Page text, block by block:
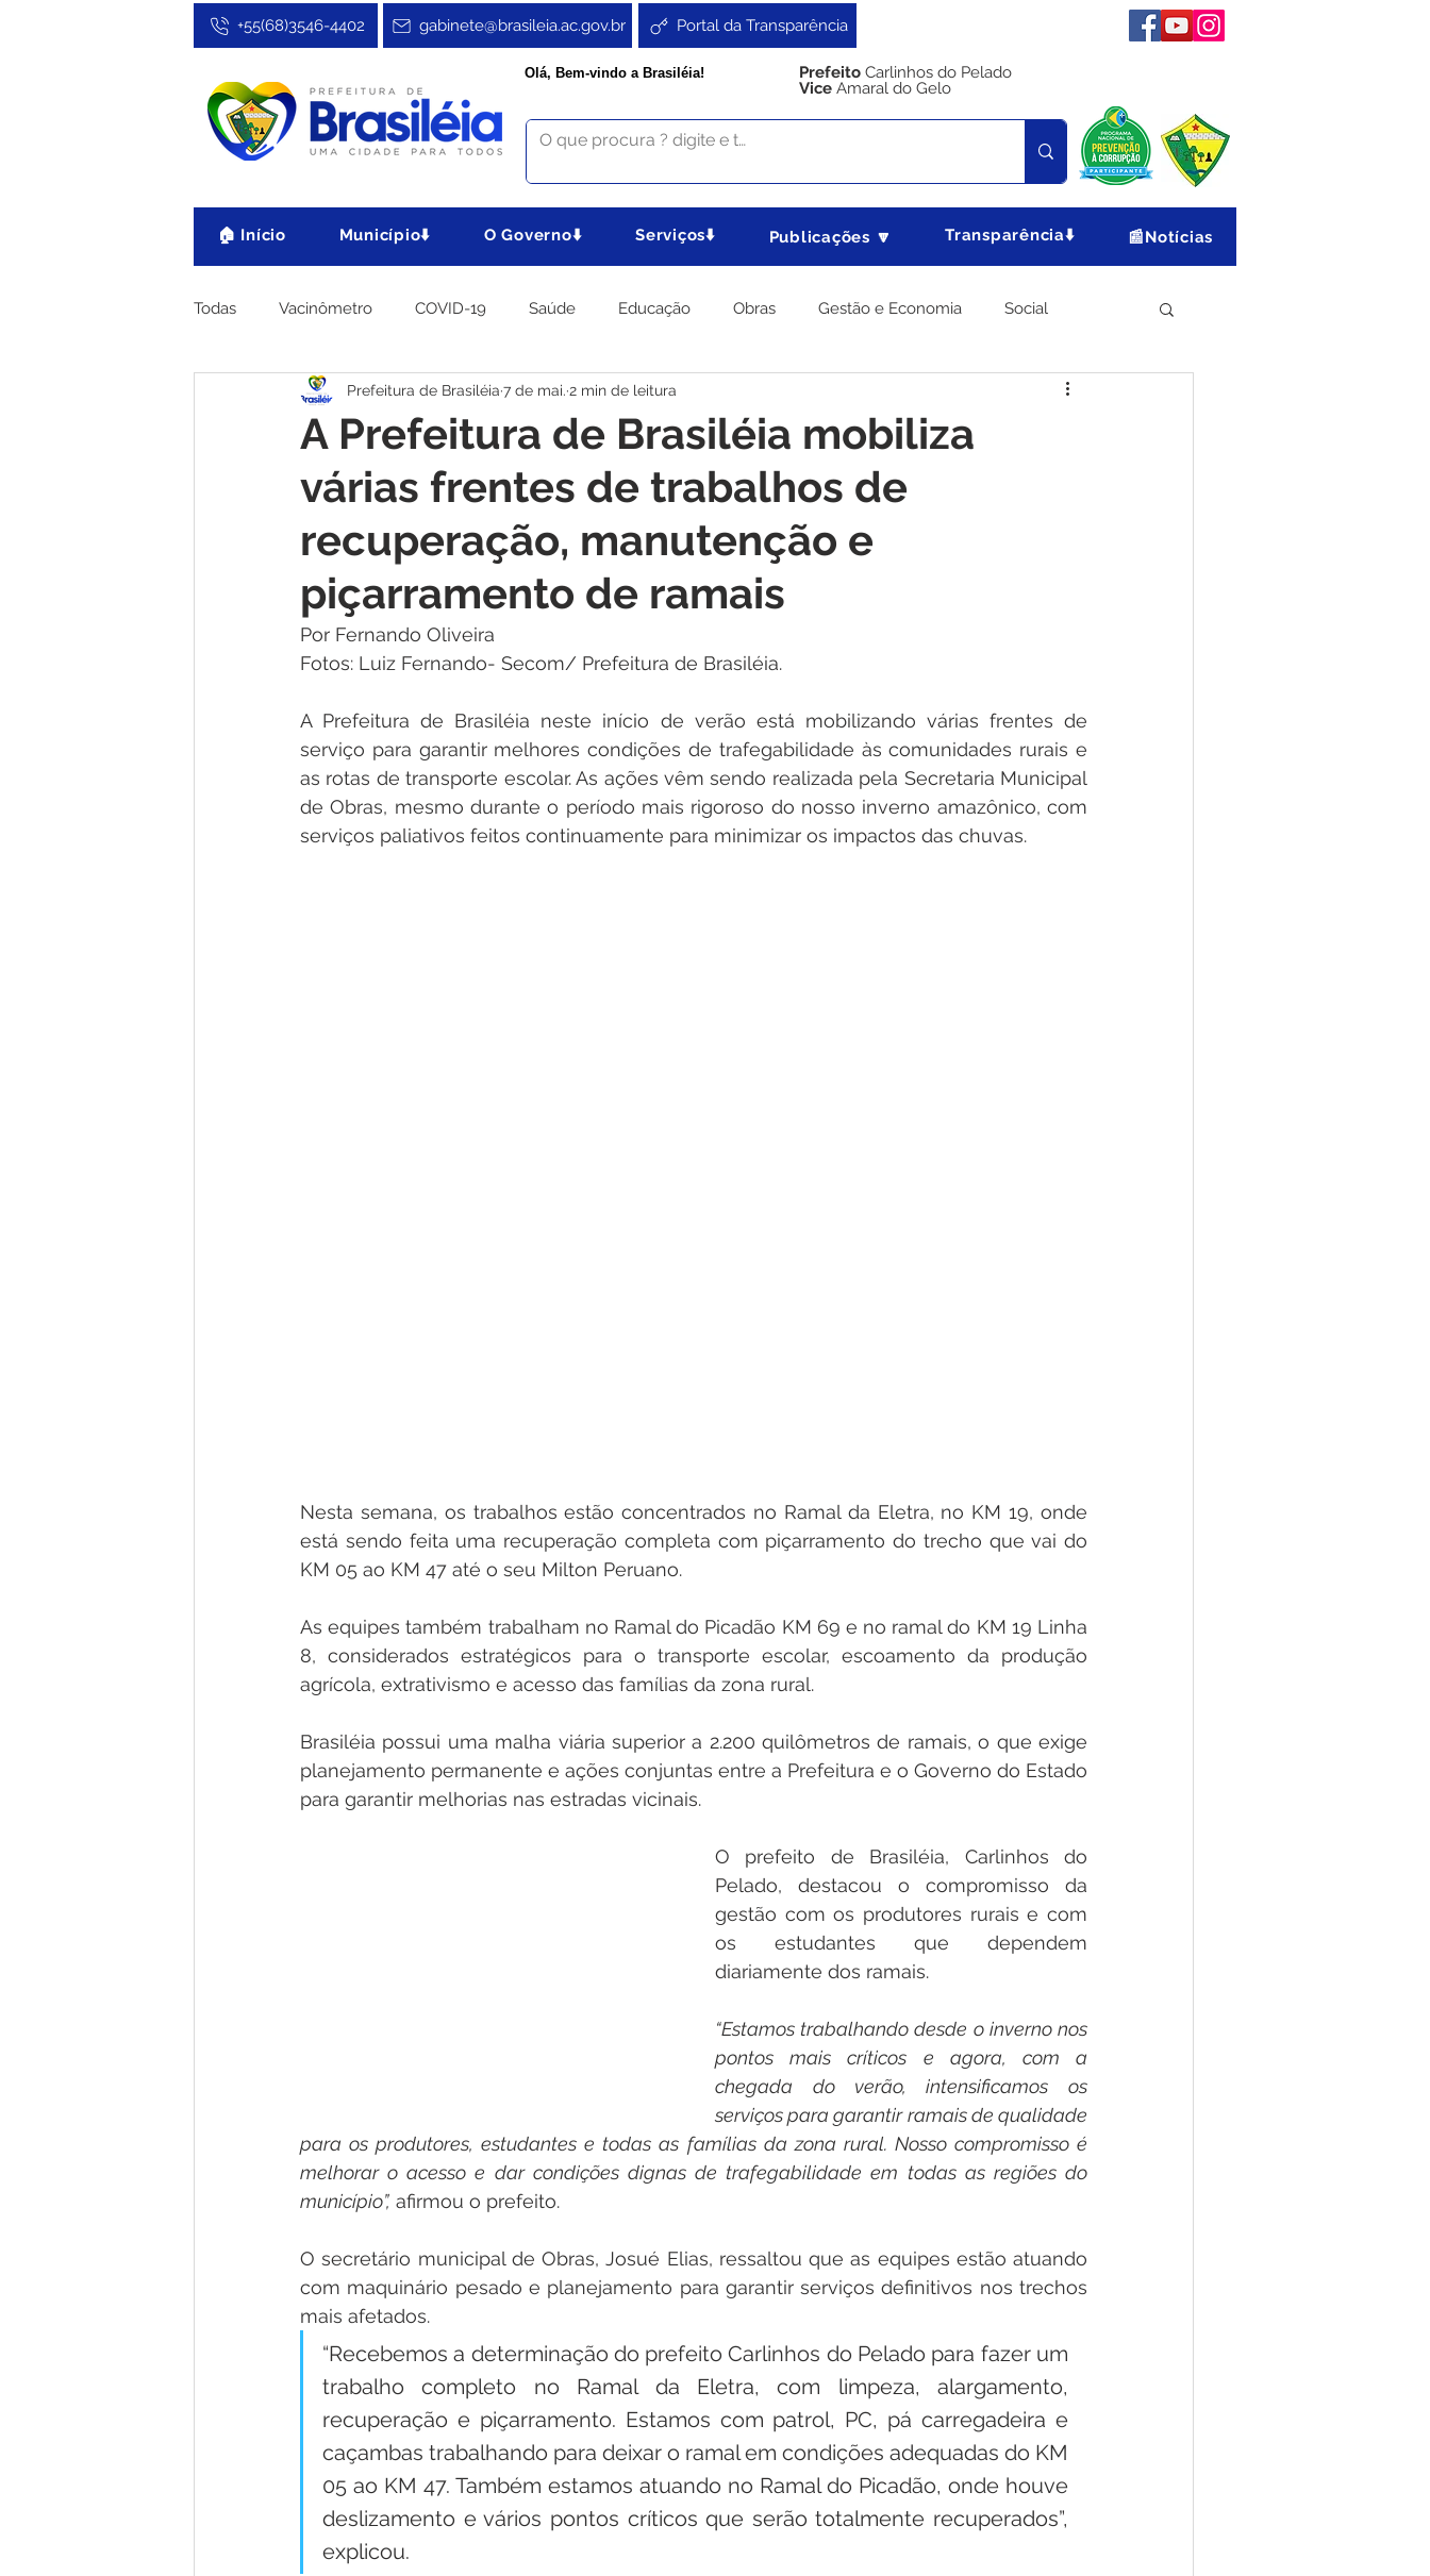
Portal da Transparência
gabinete@brasileia.ac.gov.br
+55(68)3546-4402
Olá, Bem-vindo a Brasiléia! Prefeito Carlinhos do Pelado
Vice Amaral do Gelo
🏠 Início Município⬇️ O Governo⬇️ Serviços⬇️ Publicações 🔽 Transparência⬇️ 📰Notícias
Todas Vacinômetro COVID-19 Saúde Educação Obras Gestão e Economia Social
Cultura, Festa e Esporte No Gabinete Agricultura e Produção Meio Ambiente
Institucional e Governo Licitações Campanhas Datas Comemorativas Dengue
Convênios e Parcerias Nota de Esclarecimento Emenda Parlamentar
Alagação e Enchente Comunidade
Homenagem e Agradecimento Lazer Aviso
A Prefeitura de Brasiléia mobiliza
várias frentes de trabalhos de
recuperação, manutenção e
piçarramento de ramais
Prefeitura de Brasiléia 7 de mai. 2 min de leitura
Por Fernando Oliveira
Fotos: Luiz Fernando- Secom/ Prefeitura de Brasiléia.
A Prefeitura de Brasiléia neste início de verão está mobilizando várias frentes de
serviço para garantir melhores condições de trafegabilidade às comunidades rurais e
as rotas de transporte escolar. As ações vêm sendo realizada pela Secretaria Municipal
de Obras, mesmo durante o período mais rigoroso do nosso inverno amazônico, com
serviços paliativos feitos continuamente para minimizar os impactos das chuvas.
Nesta semana, os trabalhos estão concentrados no Ramal da Eletra, no KM 19, onde
está sendo feita uma recuperação completa com piçarramento do trecho que vai do
KM 05 ao KM 47 até o seu Milton Peruano.
As equipes também trabalham no Ramal do Picadão KM 69 e no ramal do KM 19 Linha
8, considerados estratégicos para o transporte escolar, escoamento da produção
agrícola, extrativismo e acesso das famílias da zona rural.
Brasiléia possui uma malha viária superior a 2.200 quilômetros de ramais, o que exige
planejamento permanente e ações conjuntas entre a Prefeitura e o Governo do Estado
para garantir melhorias nas estradas vicinais.
O prefeito de Brasiléia, Carlinhos do
Pelado, destacou o compromisso da
gestão com os produtores rurais e com
os estudantes que dependem
diariamente dos ramais.
“Estamos trabalhando desde o inverno nos
pontos mais críticos e agora, com a
chegada do verão, intensificamos os
serviços para garantir ramais de qualidade
para os produtores, estudantes e todas as famílias da zona rural. Nosso compromisso é
melhorar o acesso e dar condições dignas de trafegabilidade em todas as regiões do
município”, afirmou o prefeito.
O secretário municipal de Obras, Josué Elias, ressaltou que as equipes estão atuando
com maquinário pesado e planejamento para garantir serviços definitivos nos trechos
mais afetados.
“Recebemos a determinação do prefeito Carlinhos do Pelado para fazer um
trabalho completo no Ramal da Eletra, com limpeza, alargamento,
recuperação e piçarramento. Estamos com patrol, PC, pá carregadeira e
caçambas trabalhando para deixar o ramal em condições adequadas do KM
05 ao KM 47. Também estamos atuando no Ramal do Picadão, onde houve
deslizamento e vários pontos críticos que serão totalmente recuperados”,
explicou.